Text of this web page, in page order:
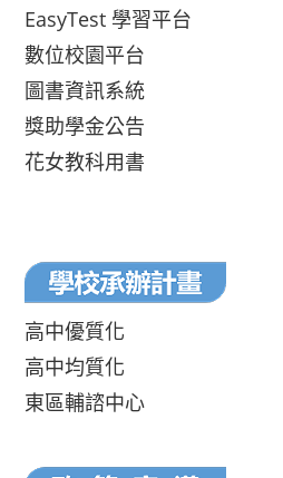
EasyTest 學習平台
數位校園平台
圖書資訊系統
獎助學金公告
花女教科用書
高中優質化
高中均質化
東區輔諮中心